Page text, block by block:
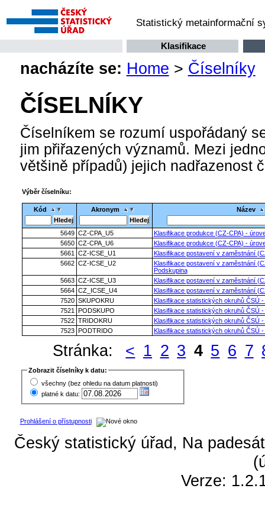
Statistický metainformační
Klasifikace
nacházíte se: Home > Číselníky
ČÍSELNÍKY
Číselníkem se rozumí uspořádaný
jim přiřazených významů. Mezi
většině případů) jejich nadřazenost
Výběr číselníku:
Kód Akronym Název
5649 CZ-CPA_U5
Klasifikace produkce (CZ-CPA) -
5650 CZ-CPA_U6
Klasifikace produkce (CZ-CPA) -
5661
CZ-ICSE_U1
Klasifikace postavení v zaměstnání
5662 CZ-ICSE_U2
Klasifikace postavení v zaměstnání
Podskupina
5663 CZ-ICSE_U3
Klasifikace postavení v zaměstnání
5664 CZ_ICSE_U4
Klasifikace postavení v zaměstnání
7520 SKUPOKRU
Klasifikace statistických okruhů ČSÚ
7521
PODSKUPO
Klasifikace statistických okruhů ČSÚ
7522 TRIDOKRU
Klasifikace statistických okruhů ČSÚ
7523
PODTRIDO Klasifikace statistických okruhů ČSÚ
Stránka: < 1 2 3 4 5 6 7
Zobrazit číselníky k datu:
všechny (bez ohledu na datum platnosti)
platné k datu:
Prohlášení o přístupnosti
Český statistický úřad, Na
Verze: